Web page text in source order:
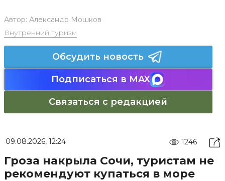
Автор: Александр Мошков
Внутренний туризм
Обсудить новость
Подписаться в MAX
Связаться с редакцией
09.08.2026, 12:24 1246
Гроза накрыла Сочи, туристам не
рекомендуют купаться в море